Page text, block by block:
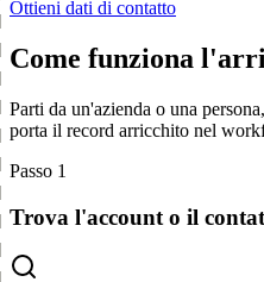
Ottieni dati di contatto
Come funziona
Parti da un'azienda o una
porta il record arricchito nel
Passo 1
Trova l'account o il